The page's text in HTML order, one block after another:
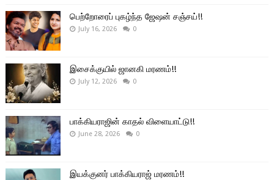
பெற்றோரைப் புகழ்ந்த ஜேஷன் சஞ்சய்!!
July 16, 2026 0
இசைக்குயில் ஜானகி மரணம்!!
July 12, 2026 0
பாக்கியராஜின் காதல் விளையாட்டு!!
June 28, 2026 0
இயக்குனர் பாக்கியராஜ் மரணம்!!